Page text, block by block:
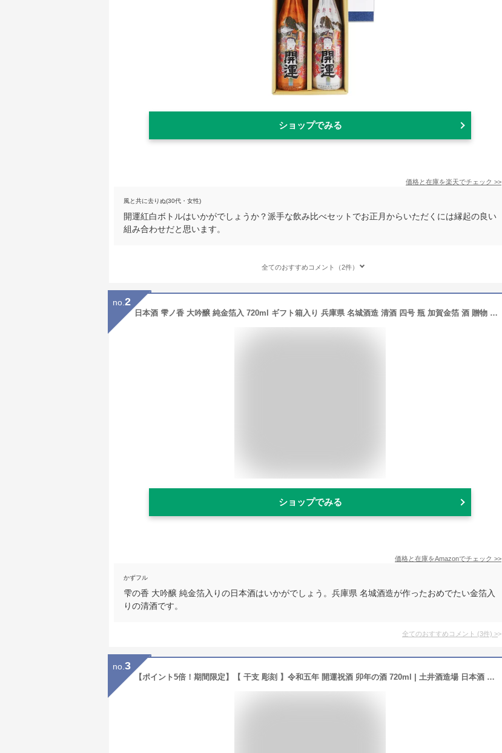
ショップでみる
価格と在庫を楽天でチェック >>
風と共に去りぬ(30代・女性)
開運紅白ボトルはいかがでしょうか？派手な飲み比べセットでお正月からいただくには縁起の良い
組み合わせだと思います。
全てのおすすめコメント（2件）
no. 2
日本酒 雫ノ香 大吟醸 純金箔入 720ml ギフト箱入り 兵庫県 名城酒造 清酒 四号 瓶 加賀金箔 酒 贈物 御祝 ギフトセット プレゼント ギフト 酒
ショップでみる
価格と在庫をAmazonでチェック >>
かずフル
雫の香 大吟醸 純金箔入りの日本酒はいかがでしょう。兵庫県 名城酒造が作ったおめでたい金箔入
りの清酒です。
全てのおすすめコメント (3件) >
no. 3
【ポイント5倍！期間限定】【 干支 彫刻 】令和五年 開運祝酒 卯年の酒 720ml | 土井酒造場 日本酒 本醸造 特別本醸造 正月 お祝い お歳暮 ギフト プレゼント 元日 卯 うさぎ ウサギ 新年 干支 年始 屠蘇